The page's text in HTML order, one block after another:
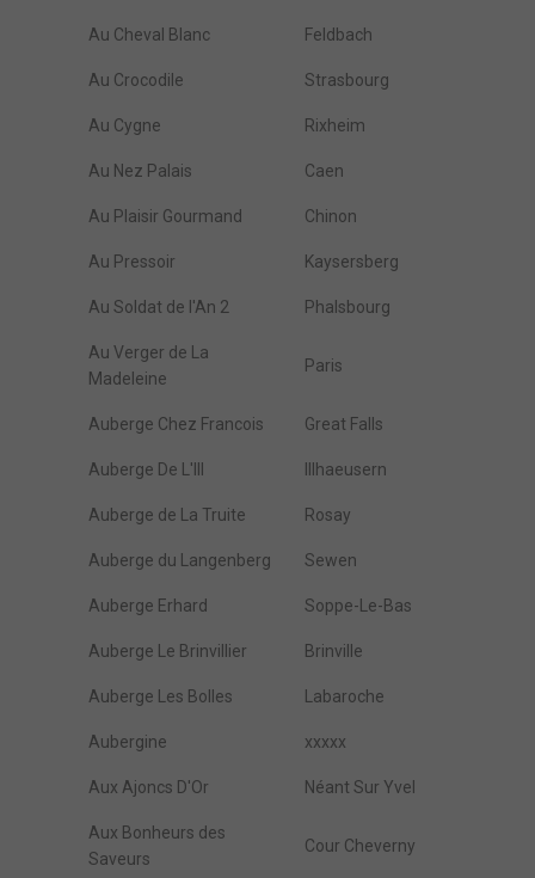
Au Cheval Blanc Feldbach
Au Crocodile Strasbourg
Au Cygne Rixheim
Au Nez Palais Caen
Au Plaisir Gourmand Chinon
Au Pressoir Kaysersberg
Au Soldat de l'An 2 Phalsbourg
Au Verger de La
Madeleine
Paris
Auberge Chez Francois Great Falls
Auberge De L'Ill Illhaeusern
Auberge de La Truite Rosay
Auberge du Langenberg Sewen
Auberge Erhard Soppe-Le-Bas
Auberge Le Brinvillier Brinville
Auberge Les Bolles Labaroche
Aubergine xxxxx
Aux Ajoncs D'Or Néant Sur Yvel
Aux Bonheurs des
Saveurs
Cour Cheverny